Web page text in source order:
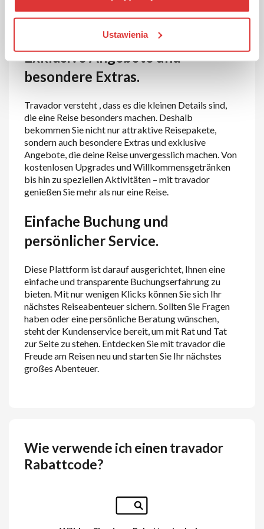
Ustawienia
gewährleisten. Entdecke mit travador die Schönheit
der Welt und lasse dich von unseren vielfältigen
Exklusive Angebote und
besondere Extras.
Travador versteht , dass es die kleinen Details sind,
die eine Reise besonders machen. Deshalb
bekommen Sie nicht nur attraktive Reisepakete,
sondern auch besondere Extras und exklusive
Angebote, die deine Reise unvergesslich machen. Von
kostenlosen Upgrades und Willkommensgetränken
bis hin zu speziellen Aktivitäten – mit travador
genießen Sie mehr als nur eine Reise.
Einfache Buchung und
persönlicher Service.
Diese Plattform ist darauf ausgerichtet, Ihnen eine
einfache und transparente Buchungserfahrung zu
bieten. Mit nur wenigen Klicks können Sie sich Ihr
nächstes Reiseabenteuer sichern. Sollten Sie Fragen
haben oder eine persönliche Beratung wünschen,
steht der Kundenservice bereit, um mit Rat und Tat
zur Seite zu stehen. Entdecken Sie mit travador die
Freude am Reisen neu und starten Sie Ihr nächstes
großes Abenteuer.
Wie verwende ich einen travador
Rabattcode?